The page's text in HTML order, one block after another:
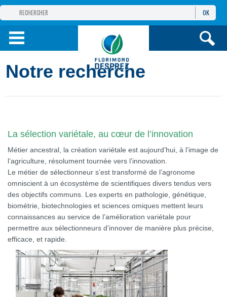
GROUPE
PRODUITS
OK
Notre recherche
La sélection variétale, au cœur de l’innovation
Métier ancestral, la création variétale est aujourd’hui, à l’image de
l’agriculture, résolument tournée vers l’innovation.
Le métier de sélectionneur s’est transformé de l’agronome
omniscient à un écosystème de scientifiques divers tendus vers
des objectifs communs. Les experts en pathologie, génétique,
biométrie, biotechnologies et sciences omiques mettent leurs
connaissances au service de l’amélioration variétale pour
permettre aux sélectionneurs d’innover de manière plus précise,
efficace, et rapide.